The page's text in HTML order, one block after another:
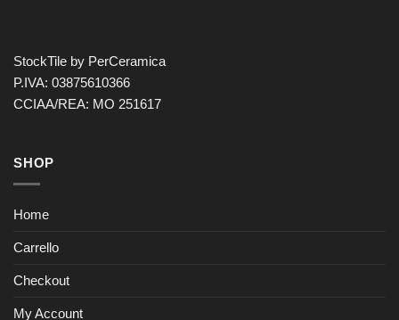
StockTile by PerCeramica
P.IVA: 03875610366
CCIAA/REA: MO 251617
SHOP
Home
Carrello
Checkout
My Account